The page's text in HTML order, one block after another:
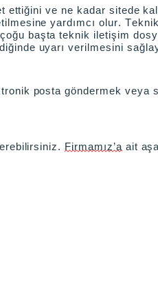
ve ne kadar sitede
yardımcı olur.
başta teknik iletişim
uyarı verilmesini
posta göndermek veya
Firmamız’a ait